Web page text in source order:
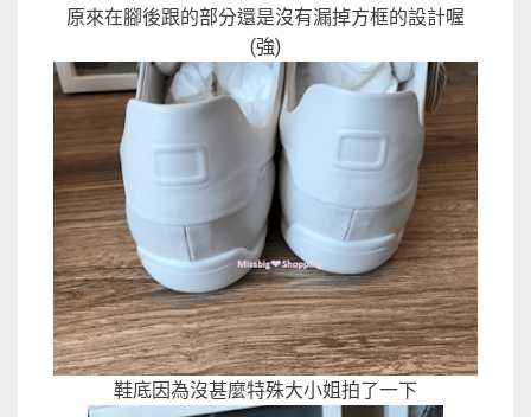
原來在腳後跟的部分還是沒有漏掉方框的設計喔
(強)
鞋底因為沒甚麼特殊大小姐拍了一下